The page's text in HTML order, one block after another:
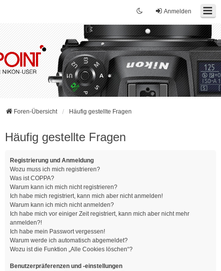
Anmelden
Foren-Übersicht Häufig gestellte Fragen
Häufig gestellte Fragen
Registrierung und Anmeldung
Wozu muss ich mich registrieren?
Was ist COPPA?
Warum kann ich mich nicht registrieren?
Ich habe mich registriert, kann mich aber nicht anmelden!
Warum kann ich mich nicht anmelden?
Ich habe mich vor einiger Zeit registriert, kann mich aber nicht mehr
anmelden?!
Ich habe mein Passwort vergessen!
Warum werde ich automatisch abgemeldet?
Wozu ist die Funktion „Alle Cookies löschen“?
Benutzerpräferenzen und -einstellungen